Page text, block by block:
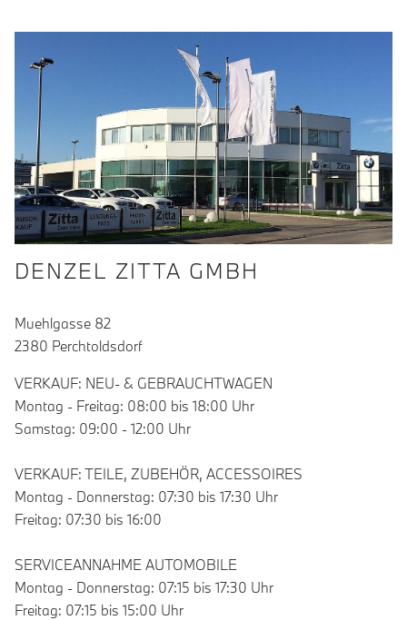
DENZEL ZITTA GMBH
Muehlgasse 82
2380 Perchtoldsdorf
VERKAUF: NEU- & GEBRAUCHTWAGEN
Montag - Freitag: 08:00 bis 18:00 Uhr
Samstag: 09:00 - 12:00 Uhr
VERKAUF: TEILE, ZUBEHÖR, ACCESSOIRES
Montag - Donnerstag: 07:30 bis 17:30 Uhr
Freitag: 07:30 bis 16:00
SERVICEANNAHME AUTOMOBILE
Montag - Donnerstag: 07:15 bis 17:30 Uhr
Freitag: 07:15 bis 15:00 Uhr